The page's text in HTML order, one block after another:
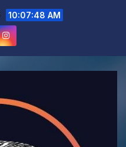
10:07:49 AM